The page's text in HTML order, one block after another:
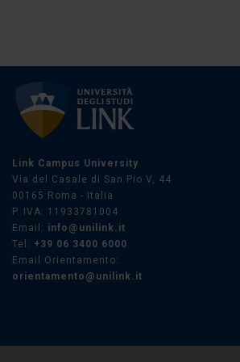
Link Campus University
Via del Casale di San Pio V, 44
00165 Roma - Italia
P. IVA: 11933781004
Email: info@unilink.it
Tel: +39 06 3400 6000
Email Orientamento:
orientamento@unilink.it